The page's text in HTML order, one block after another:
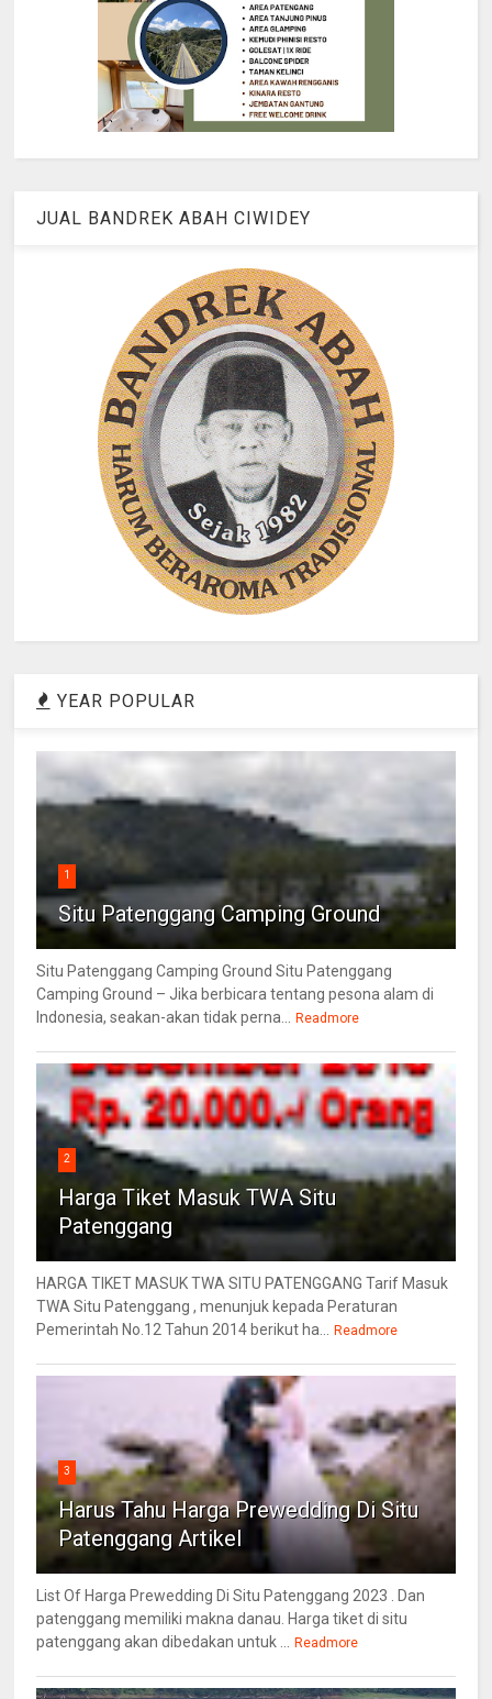
JUAL BANDREK ABAH CIWIDEY
YEAR POPULAR
1
Situ Patenggang Camping Ground
Situ Patenggang Camping Ground Situ Patenggang
Camping Ground – Jika berbicara tentang pesona alam di
Indonesia, seakan-akan tidak perna...
Readmore
2
Harga Tiket Masuk TWA Situ
Patenggang
HARGA TIKET MASUK TWA SITU PATENGGANG Tarif Masuk
TWA Situ Patenggang , menunjuk kepada Peraturan
Pemerintah No.12 Tahun 2014 berikut ha...
Readmore
3
Harus Tahu Harga Prewedding Di Situ
Patenggang Artikel
List Of Harga Prewedding Di Situ Patenggang 2023 . Dan
patenggang memiliki makna danau. Harga tiket di situ
patenggang akan dibedakan untuk ...
Readmore